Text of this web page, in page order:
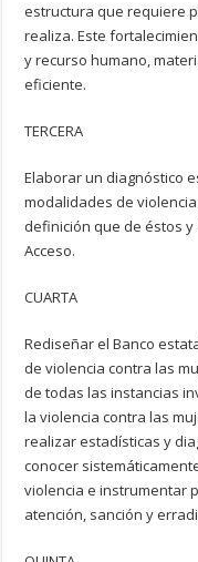
estructura que requiere
realiza. Este
y recurso humano,
eficiente.
TERCERA
Elaborar un diagnóstico
modalidades de
definición que de éstos
Acceso.
CUARTA
Rediseñar el Banco
de violencia contra las
de todas las instancias
la violencia contra las
realizar estadísticas y
conocer
violencia e instrumentar
atención, sanción y